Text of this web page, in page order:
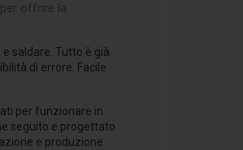
offrire la
saldare. Tutto è già
di errore. Facile
per funzionare in
seguito e progettato
e produzione